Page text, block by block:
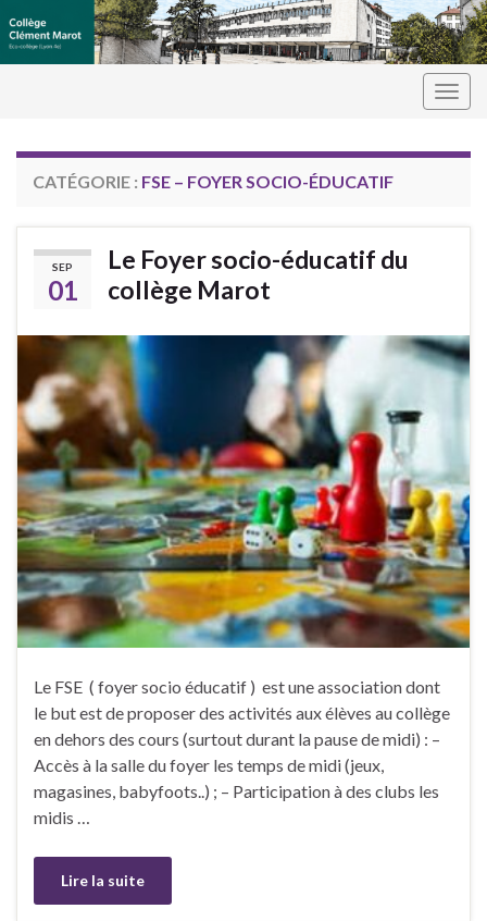
CATÉGORIE : FSE – FOYER SOCIO-ÉDUCATIF
SEP
01
Le Foyer socio-éducatif du
collège Marot
Le FSE ( foyer socio éducatif ) est une association dont
le but est de proposer des activités aux élèves au collège
en dehors des cours (surtout durant la pause de midi) : –
Accès à la salle du foyer les temps de midi (jeux,
magasines, babyfoots..) ; – Participation à des clubs les
midis …
Lire la suite
Panneau de gestion des cookies